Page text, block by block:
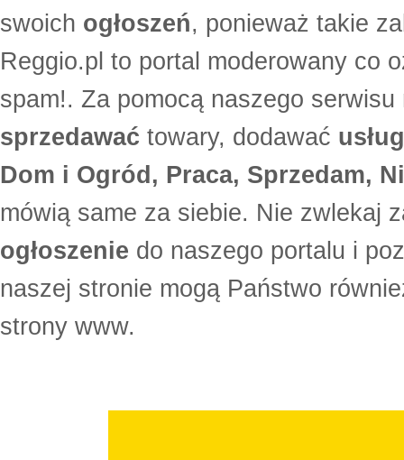
swoich ogłoszeń, ponieważ takie
Reggio.pl to portal moderowany co
spam!. Za pomocą naszego
sprzedawać towary, dodawać
Dom i Ogród, Praca, Sprzedam,
mówią same za siebie. Nie zwlekaj
ogłoszenie do naszego portalu i
naszej stronie mogą Państwo
strony www.